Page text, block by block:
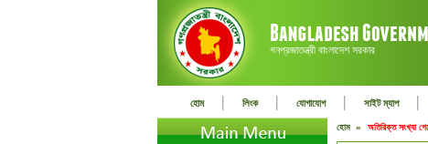
গনপ্রজাতন্ত্রী বাংলাদেশ সরকার
হোম | লিংক | যোগাযোগ | সাইট ম্যাপ |
হোম » অতিরিক্ত সংখ্যা